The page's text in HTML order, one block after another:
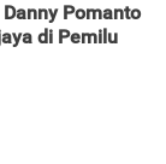
Pomanto
di Pemilu